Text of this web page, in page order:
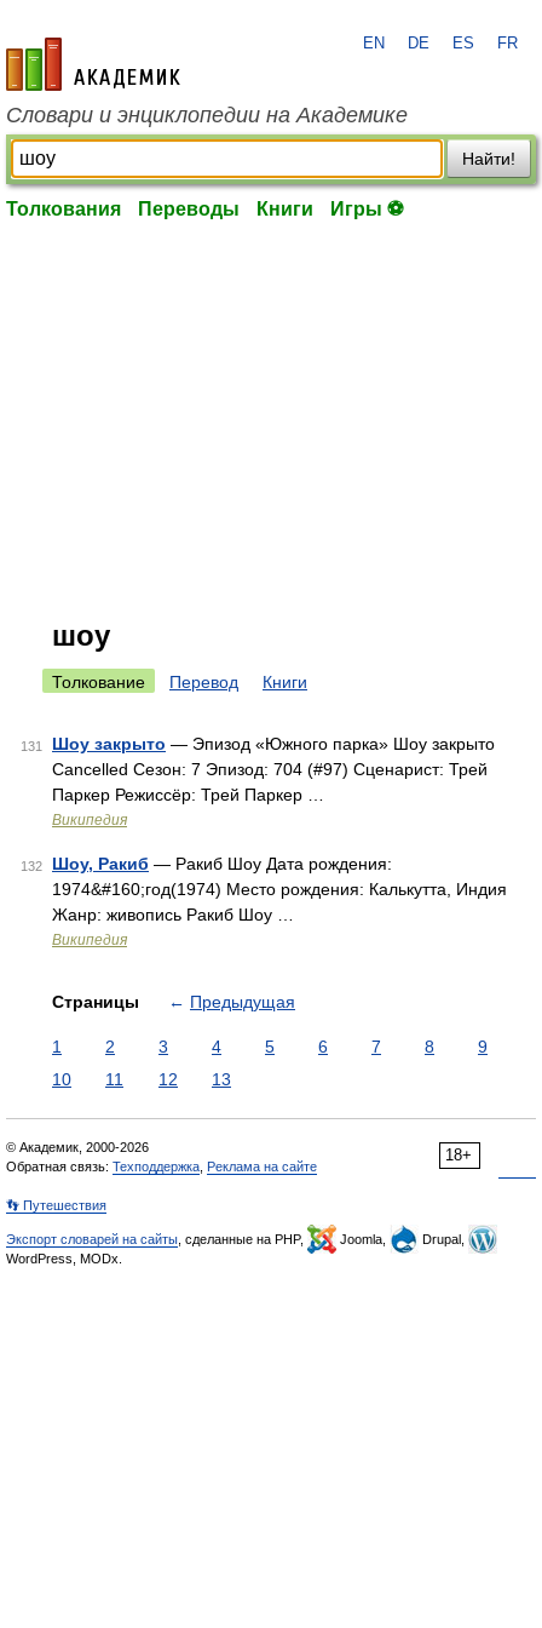
academic.ru
EN DE ES FR
Словари и энциклопедии на Академике
Найти!
Толкования Переводы Книги Игры ⚽
шоу
Толкование Перевод Книги
131 Шоу закрыто — Эпизод «Южного парка» Шоу закрыто
Cancelled Сезон: 7 Эпизод: 704 (#97) Сценарист: Трей
Паркер Режиссёр: Трей Паркер …
Википедия
132 Шоу, Ракиб — Ракиб Шоу Дата рождения:
1974&#160;год(1974) Место рождения: Калькутта, Индия
Жанр: живопись Ракиб Шоу …
Википедия
Страницы ← Предыдущая
1 2 3 4 5 6 7 8
9
10
11 12 13
18+
© Академик, 2000-2026
Обратная связь: Техподдержка Реклама на сайте
👣 Путешествия
Экспорт словарей на сайты , сделанные на PHP, Joomla,
Drupal,
WordPress, MODx.